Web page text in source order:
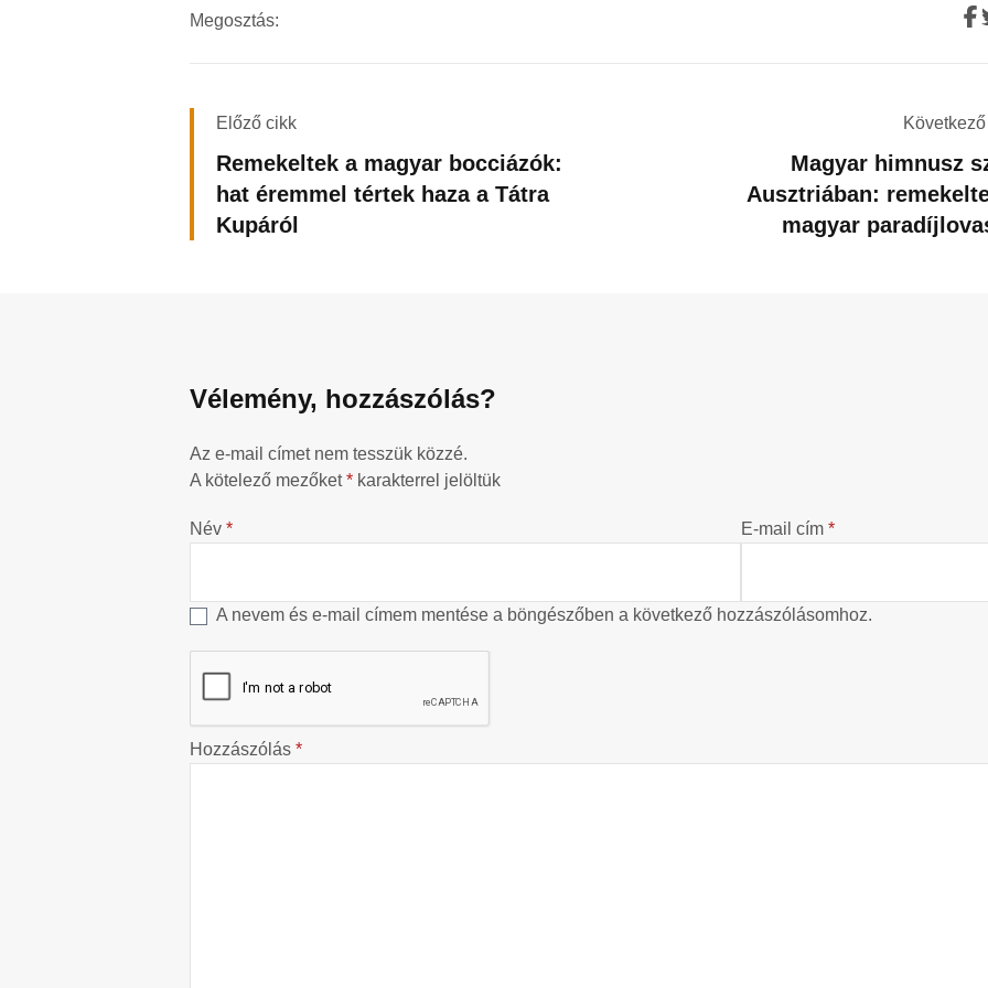
Megosztás:
Előző cikk
Remekeltek a magyar bocciázók:
hat éremmel tértek haza a Tátra
Kupáról
Magyar himnusz
Ausztriában:
magyar
Vélemény, hozzászólás?
Az e-mail címet nem tesszük közzé.
A kötelező mezőket* karakterrel jelöltük
Név * E-mail cím *
A nevem és e-mail címem mentése a böngészőben a következő hozzászólásomhoz.
Hozzászólás *